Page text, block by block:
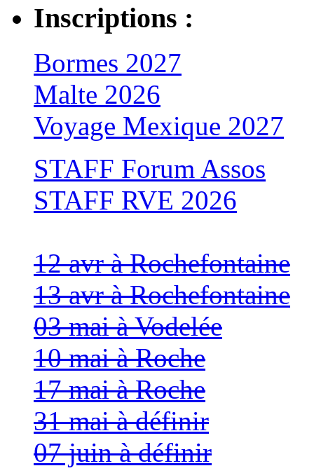
Inscriptions :
Bormes 2027
Malte 2026
Voyage Mexique 2027
STAFF Forum Assos
STAFF RVE 2026
12 avr à Rochefontaine
13 avr à Rochefontaine
03 mai à Vodelée
10 mai à Roche
17 mai à Roche
31 mai à définir
07 juin à définir